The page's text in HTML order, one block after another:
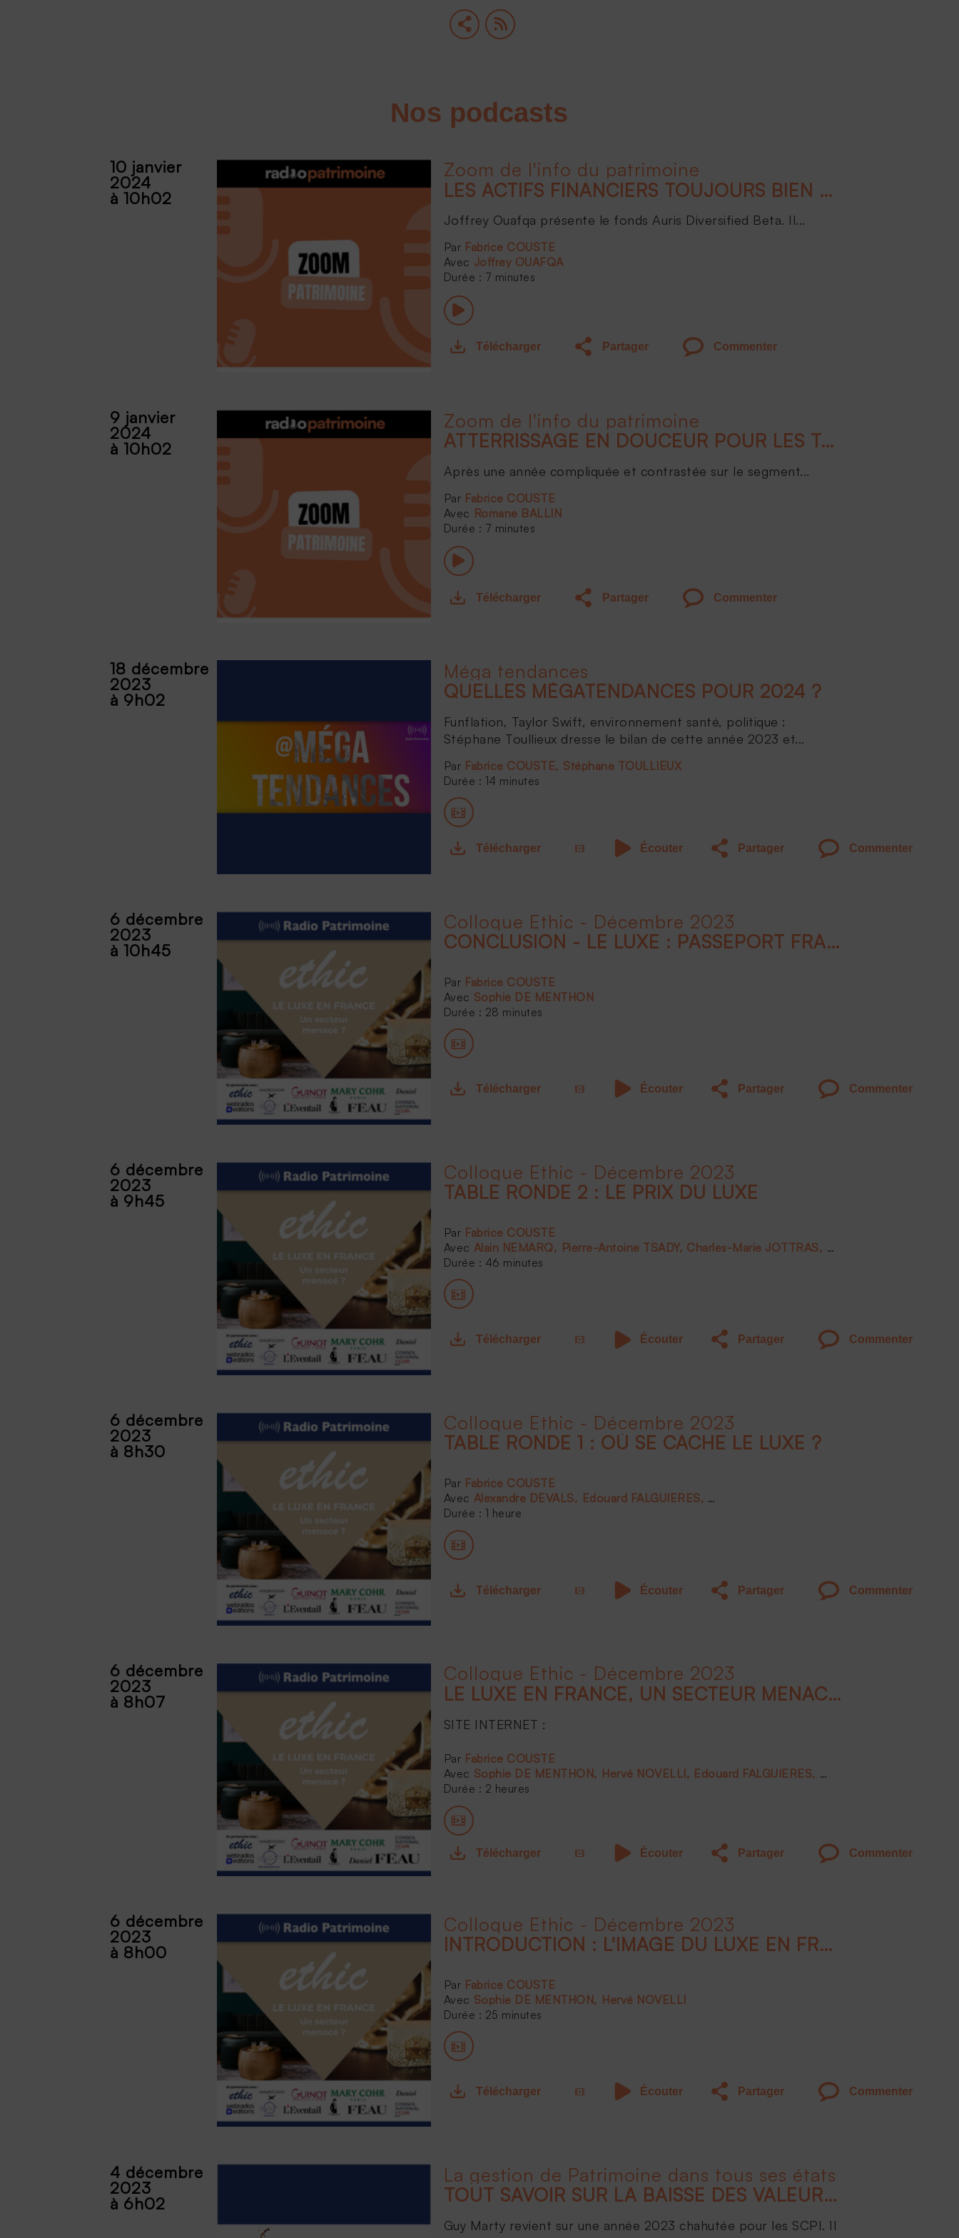
Nos podcasts
10 janvier
2024
à 10h02
Zoom de l'info du patrimoine
LES ACTIFS FINANCIERS TOUJOURS BIEN ORIENTÉS POUR 2024 !
Joffrey Ouafqa présente le fonds Auris Diversified Beta. Il...
Fabrice COUSTE
Joffrey OUAFQA
Durée : 7 minutes
Télécharger Partager Commenter
9 janvier
2024
à 10h02
Zoom de l'info du patrimoine
ATTERRISSAGE EN DOUCEUR POUR LES TAUX EN 2024
Après une année compliquée et contrastée sur le segment...
Fabrice COUSTE
Romane BALLIN
Durée : 7 minutes
Télécharger Partager Commenter
18 décembre
2023
à 9h02
Méga tendances
QUELLES MÉGATENDANCES POUR 2024 ?
Funflation, Taylor Swift, environnement santé, politique :
Stéphane Toullieux dresse le bilan de cette année 2023 et...
Fabrice COUSTE
Stéphane TOULLIEUX
Durée : 14 minutes
Télécharger Écouter Partager Commenter
6 décembre
2023
à 10h45
Colloque Ethic - Décembre 2023
CONCLUSION - LE LUXE : PASSEPORT FRANÇAIS À L'INTERNATIONAL
Fabrice COUSTE
Sophie DE MENTHON
Durée : 28 minutes
Télécharger Écouter Partager Commenter
6 décembre
2023
à 9h45
Colloque Ethic - Décembre 2023
TABLE RONDE 2 : LE PRIX DU LUXE
Fabrice COUSTE
Alain NEMARQ
Pierre-Antoine TSADY Charles-Marie JOTTRAS
Luc PIOT
Durée : 46 minutes
Télécharger Écouter Partager Commenter
6 décembre
2023
à 8h30
Colloque Ethic - Décembre 2023
TABLE RONDE 1 : OÙ SE CACHE LE LUXE ?
Fabrice COUSTE
Alexandre DEVALS
Edouard FALGUIERES Joëlle DE MONTGOLFIER
Durée : 1 heure
Télécharger Écouter Partager Commenter
6 décembre
2023
à 8h07
Colloque Ethic - Décembre 2023
LE LUXE EN FRANCE, UN SECTEUR MENACÉ ?
SITE INTERNET :
Fabrice COUSTE
Sophie DE MENTHON
Hervé NOVELLI Edouard FALGUIERES Joëlle DE
Durée : 2 heures
Télécharger Écouter Partager Commenter
6 décembre
2023
à 8h00
Colloque Ethic - Décembre 2023
INTRODUCTION : L'IMAGE DU LUXE EN FRANCE : QUELS DOMAINES SONT CONCERNÉS ?
Fabrice COUSTE
Sophie DE MENTHON
Hervé NOVELLI
Durée : 25 minutes
Télécharger Écouter Partager Commenter
4 décembre
2023
à 6h02
La gestion de Patrimoine dans tous ses états
TOUT SAVOIR SUR LA BAISSE DES VALEURS DE PARTS DE SCPI
Guy Marty revient sur une année 2023 chahutée pour les SCPI. Il